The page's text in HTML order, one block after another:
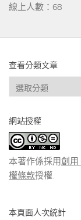
線上人數：68
查看分類文章
查
看
類
文
章
網站授權
本著作係採用創用
權條款授權.
本頁面人次統計